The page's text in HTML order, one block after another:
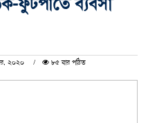
২০২০
৮৫ বার পঠিত